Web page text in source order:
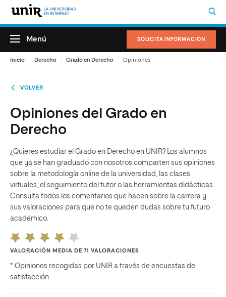
SOLICITA INFORMACIÓN
Menú
Inicio Derecho Grado en Derecho Opiniones
VOLVER
Opiniones del Grado en
Derecho
¿Quieres estudiar el Grado en Derecho en UNIR? Los alumnos
que ya se han graduado con nosotros comparten sus opiniones
sobre la metodología online de la universidad, las clases
virtuales, el seguimiento del tutor o las herramientas didácticas.
Consulta todos los comentarios que hacen sobre la carrera y
sus valoraciones para que no te queden dudas sobre tu futuro
académico.
VALORACIÓN MEDIA DE 71 VALORACIONES
* Opiniones recogidas por UNIR a través de encuestas de
satisfacción.